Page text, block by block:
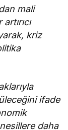
mali
kriz
ifade
daha